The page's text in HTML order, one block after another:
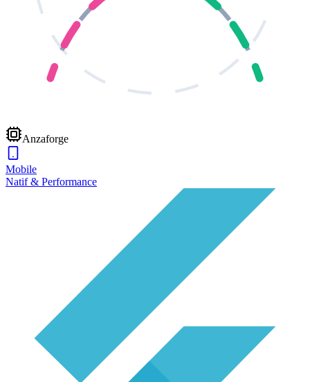
Anzaforge
Mobile
Natif & Performance